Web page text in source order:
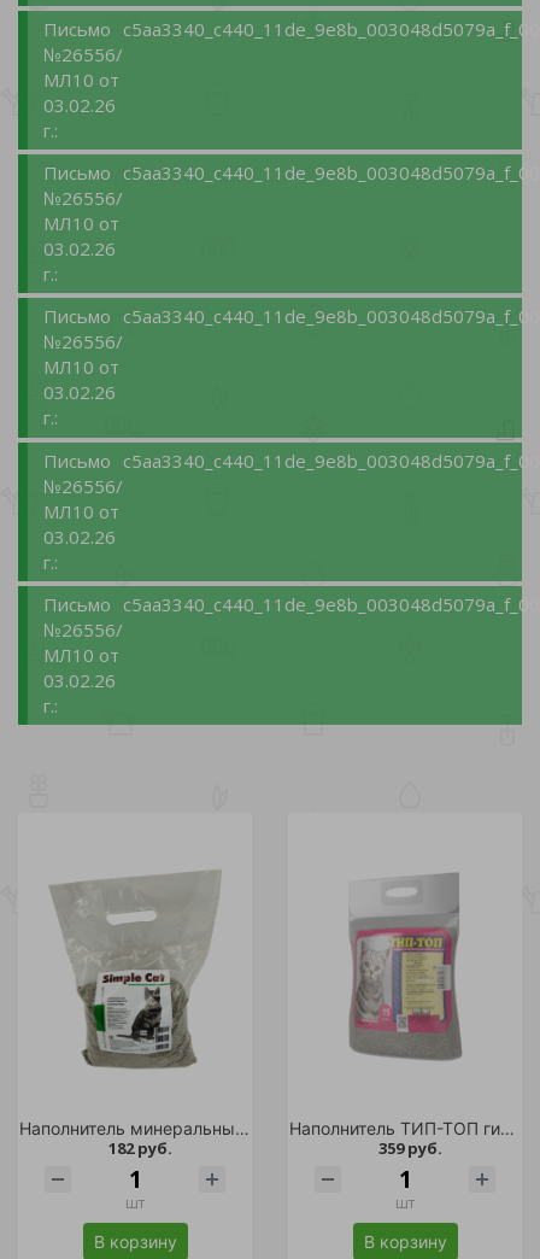
Письмо
№26556/
МЛ10 от
03.02.26
г.:
Письмо
№26556/
МЛ10 от
03.02.26
г.:
Письмо
№26556/
МЛ10 от
03.02.26
г.:
Письмо
№26556/
МЛ10 от
03.02.26
г.:
Письмо
№26556/
МЛ10 от
03.02.26
г.:
Наполнитель минеральный комкующийся "Simple Cat" 2,5кг
182 руб.
шт
В корзину
Наполнитель ТИП-ТОП гигиенический для короткошерстных кошек 15л/1
359 руб.
шт
В корзину